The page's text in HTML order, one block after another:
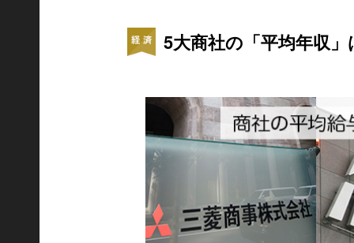
5大商社の「平均年収」